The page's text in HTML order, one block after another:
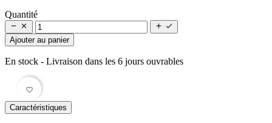
Quantité
   
Ajouter au panier
En stock - Livraison dans les 6 jours ouvrables
favorite_border
Caractéristiques